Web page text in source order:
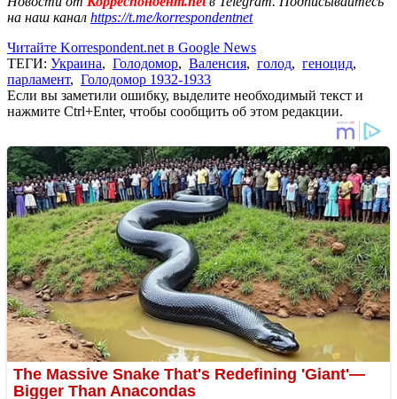
на наш канал https://t.me/korrespondentnet
Читайте Korrespondent.net в Google News
ТЕГИ: Украина, Голодомор, Валенсия, голод, геноцид,
парламент, Голодомор 1932-1933
Если вы заметили ошибку, выделите необходимый текст и
нажмите Ctrl+Enter, чтобы сообщить об этом редакции.